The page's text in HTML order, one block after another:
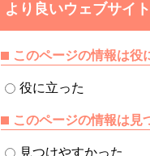
より良いウェブサイ
このページの情報は役
役に立った
このページの情報は見
見つけやすかった